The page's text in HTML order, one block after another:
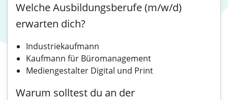
Welche Ausbildungsberufe (m/w/d)
erwarten dich?
Industriekaufmann
Kaufmann für Büromanagement
Mediengestalter Digital und Print
Warum solltest du an der